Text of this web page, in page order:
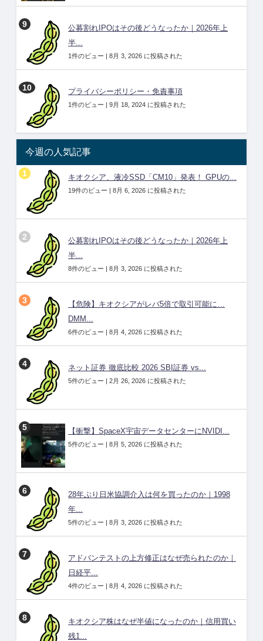
公募割れIPOはその後どうなったか｜2026年上
半...
1件のビュー | 8月 3, 2026 に投稿された
プライバシーポリシー・免責事項
1件のビュー | 9月 18, 2024 に投稿された
今週の人気記事
キオクシア、液冷SSD「CM10」発表！ GPUの...
19件のビュー | 8月 6, 2026 に投稿された
公募割れIPOはその後どうなったか｜2026年上
半...
8件のビュー | 8月 3, 2026 に投稿された
【危険】キオクシアがレバ5倍で取引可能に…
DMM...
6件のビュー | 8月 4, 2026 に投稿された
ネット証券 徹底比較 2026 SBI証券 vs...
5件のビュー | 2月 26, 2026 に投稿された
【衝撃】SpaceX宇宙データセンターにNVIDI...
5件のビュー | 8月 5, 2026 に投稿された
28年ぶり日米協調介入は何を買ったのか｜1998
年...
5件のビュー | 8月 3, 2026 に投稿された
アドバンテストの上方修正はなぜ売られたのか｜
日経平...
4件のビュー | 8月 4, 2026 に投稿された
キオクシア株はなぜ半値になったのか｜信用買い
残1...